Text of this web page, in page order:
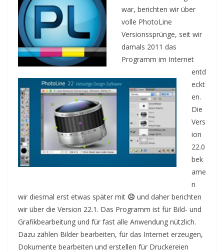
war, berichten wir über
volle PhotoLine
Versionssprünge, seit wir
damals 2011 das
Programm im Internet
entd
eckt
en.
Die
Vers
ion
22.0
bek
ame
n
wir diesmal erst etwas später mit ☹ und daher berichten
wir über die Version 22.1. Das Programm ist für Bild- und
Grafikbearbeitung und für fast alle Anwendung nützlich.
Dazu zählen Bilder bearbeiten, für das Internet erzeugen,
Dokumente bearbeiten und erstellen für Druckereien